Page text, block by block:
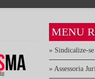
MENU
» Sindicalize-se
» Assessoria